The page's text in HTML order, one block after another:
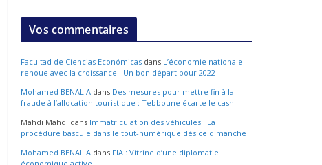
Suivez-nous
Inscrivez-vous pour recevoir des notifications